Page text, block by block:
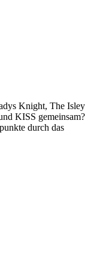
Knight, The Isley
KISS gemeinsam?
durch das